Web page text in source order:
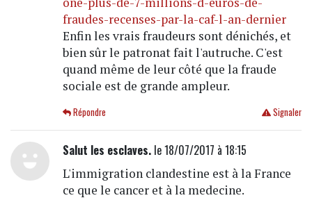
fraudes-recenses-par-la-caf-l-an-dernier
Enfin les vrais fraudeurs sont dénichés, et
bien sûr le patronat fait l'autruche. C'est
quand même de leur côté que la fraude
sociale est de grande ampleur.
Signaler
Répondre
Salut les esclaves.le 18/07/2017 à 18:15
L'immigration clandestine est à la France
ce que le cancer et à la medecine.